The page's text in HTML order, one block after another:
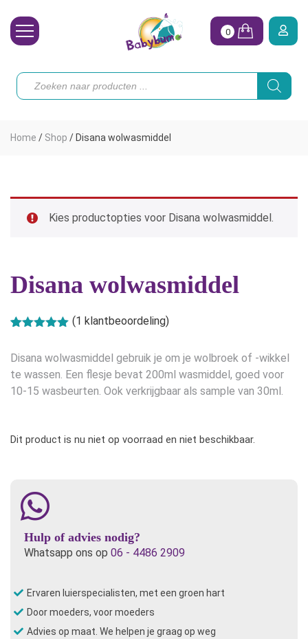
Toebehoren
Onze merken
0
Producten
zoeken
Home / Shop / Disana wolwasmiddel
Kies productopties voor Disana wolwasmiddel.
Disana wolwasmiddel
gebaseerd
opklant
waardering
(1 klantbeoordeling)
Disana wolwasmiddel gebruik je om je wolbroek of -wikkel
te wassen. Een flesje bevat 200ml wasmiddel, goed voor
10-15 wasbeurten. Ook verkrijgbaar als sample van 30ml.
Dit product is nu niet op voorraad en niet beschikbaar.
Hulp of advies nodig?
Whatsapp ons op 06 - 4486 2909
Ervaren luierspecialisten, met een groen hart
Door moeders, voor moeders
Advies op maat. We helpen je graag op weg